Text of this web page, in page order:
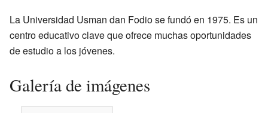
La Universidad Usman dan Fodio se fundó en 1975. Es un
centro educativo clave que ofrece muchas oportunidades
de estudio a los jóvenes.
Galería de imágenes